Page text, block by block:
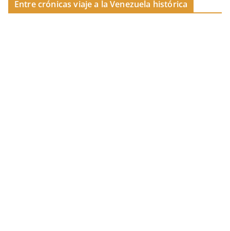
Entre crónicas viaje a la Venezuela histórica